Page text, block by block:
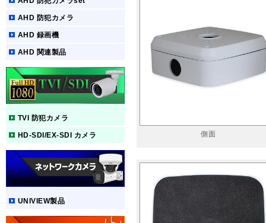
AHD 防犯カメラ
AHD 録画機
AHD 関連製品
TVI 防犯カメラ
HD-SDI/EX-SDI カメラ
UNIVIEW製品
側面